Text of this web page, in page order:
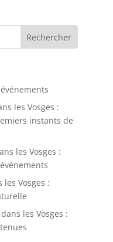
les Vosges :
instants de
les Vosges :
Vosges :
les Vosges :